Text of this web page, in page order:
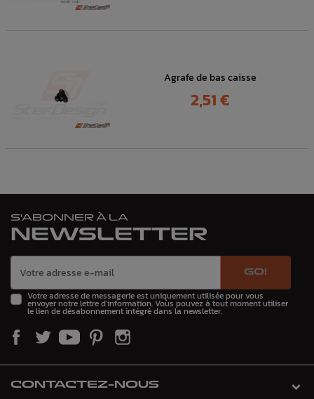
Agrafe de bas caisse
Prix
2,51 €
S'ABONNER À LA
NEWSLETTER
GO!
Votre adresse de messagerie est uniquement utilisée pour vous
envoyer notre lettre d'information. Vous pouvez à tout moment utiliser
le lien de désabonnement intégré dans la newsletter.
CONTACTEZ-NOUS